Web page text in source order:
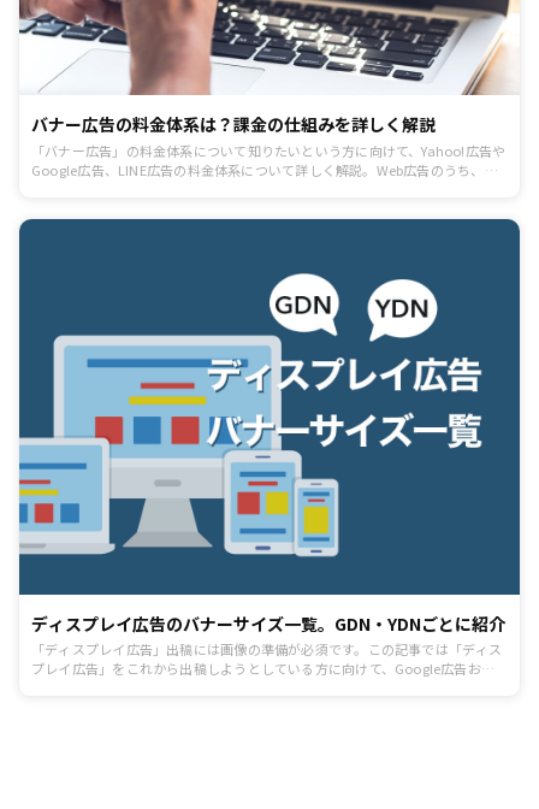
バナー広告の料金体系は？課金の仕組みを詳しく解説
「バナー広告」の料金体系について知りたいという方に向けて、Yahoo!広告や
Google広告、LINE広告の料金体系について詳しく解説。Web広告のうち、ユ
ディスプレイ広告のバナーサイズ一覧。GDN・YDNごとに紹介
「ディスプレイ広告」出稿には画像の準備が必須です。この記事では「ディス
プレイ広告」をこれから出稿しようとしている方に向けて、Google広告およ